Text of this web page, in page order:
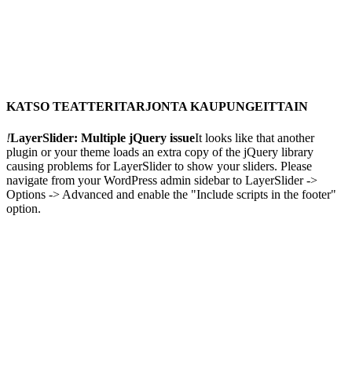
KATSO TEATTERITARJONTA KAUPUNGEITTAIN
!LayerSlider: Multiple jQuery issueIt looks like that another
plugin or your theme loads an extra copy of the jQuery library
causing problems for LayerSlider to show your sliders. Please
navigate from your WordPress admin sidebar to LayerSlider ->
Options -> Advanced and enable the "Include scripts in the footer"
option.